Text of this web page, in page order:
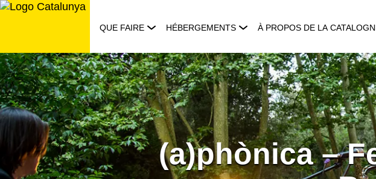
Aller
QUE FAIRE HÉBERGEMENTS À PROPOS DE LA
(a)phònica –